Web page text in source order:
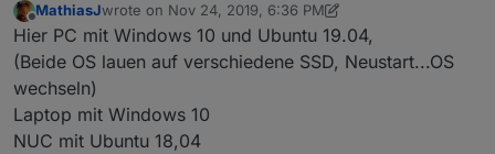
als ich getestet hatte, habe ich folgendes OS
probiert:
Linux auf VMWare (ubuntu und debian)
laptop mit linux (ubuntu und debian)
Offline
MathiasJwrote on Nov 24, 2019, 6:36 PM
last edited by MathiasJ Nov 26, 2019, 8:28 AM
Hier PC mit Windows 10 und Ubuntu 19.04,
(Beide OS lauen auf verschiedene SSD, Neustart...OS
wechseln)
Laptop mit Windows 10
NUC mit Ubuntu 18,04